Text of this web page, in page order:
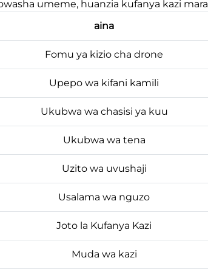
umeme, huanzia kufanya kazi mara
aina
Fomu ya kizio cha drone
Upepo wa kifani kamili
Ukubwa wa chasisi ya kuu
Ukubwa wa tena
Uzito wa uvushaji
Usalama wa nguzo
Joto la Kufanya Kazi
Muda wa kazi